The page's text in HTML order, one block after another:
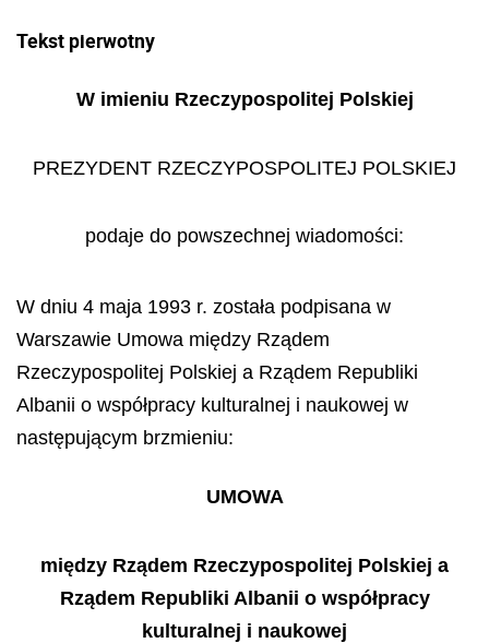
Tekst pierwotny
W imieniu Rzeczypospolitej Polskiej
PREZYDENT RZECZYPOSPOLITEJ POLSKIEJ
podaje do powszechnej wiadomości:
W dniu 4 maja 1993 r. została podpisana w
Warszawie Umowa między Rządem
Rzeczypospolitej Polskiej a Rządem Republiki
Albanii o współpracy kulturalnej i naukowej w
następującym brzmieniu:
UMOWA
między Rządem Rzeczypospolitej Polskiej a
Rządem Republiki Albanii o współpracy
kulturalnej i naukowej